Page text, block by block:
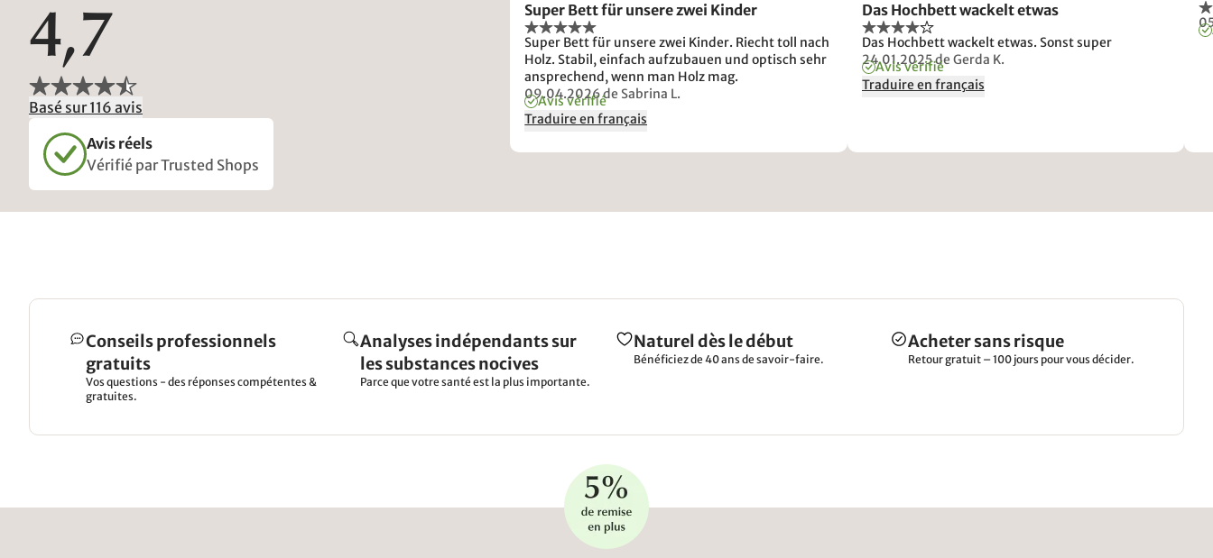
4,7
Basé sur 116 avis
Avis réels
Vérifié par Trusted Shops
Super Bett für unsere zwei Kinder
Super Bett für unsere zwei Kinder. Riecht toll nach
Holz. Stabil, einfach aufzubauen und optisch sehr
ansprechend, wenn man Holz mag.
09.04.2026de Sabrina L.
Avis vérifié
Traduire en français
Das Hochbett wackelt etwas
Das Hochbett wackelt etwas. Sonst super
24.01.2025de Gerda K.
Avis vérifié
Traduire en français
Conseils professionnels
gratuits
Vos questions - des réponses compétentes &
gratuites.
Analyses indépendants sur
les substances nocives
Parce que votre santé est la plus importante.
Naturel dès le début
Bénéficiez de 40 ans de savoir-faire.
Acheter sans risque
Retour gratuit – 100 jours pour vous décider.